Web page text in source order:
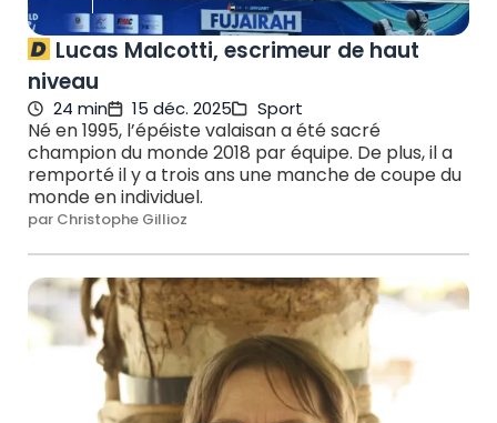
Lucas Malcotti, escrimeur de haut
niveau
24 min 15 déc. 2025 Sport
Né en 1995, l’épéiste valaisan a été sacré
champion du monde 2018 par équipe. De plus, il a
remporté il y a trois ans une manche de coupe du
monde en individuel.
par Christophe Gillioz